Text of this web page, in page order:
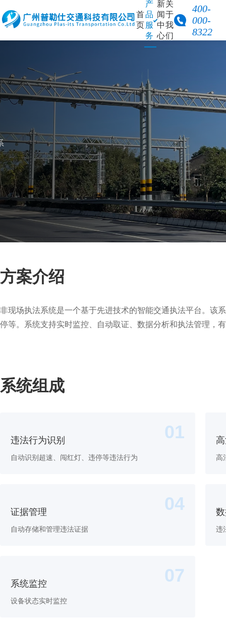
首
页
产
品
服
务
构建一套完整、安全、高性价比
的智慧交通解决方案
动态称重设备
车辆外廓尺寸检
智能电箱 NEW
新
闻
中
心
关
于
我
们
400-
000-
8322
方案介绍
非现场执法系统是一个基于先进技术的智能交通执法平台。该
停等。系统支持实时监控、自动取证、数据分析和执法管理，
系统组成
01
违法行为识别
自动识别超速、闯红灯、违停等违法行为 高
04
证据管理
自动存储和管理违法证据 违
07
系统监控
设备状态实时监控